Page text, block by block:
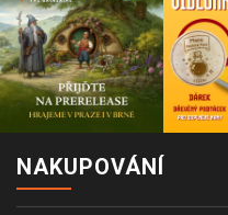
NAKUPOVÁNÍ